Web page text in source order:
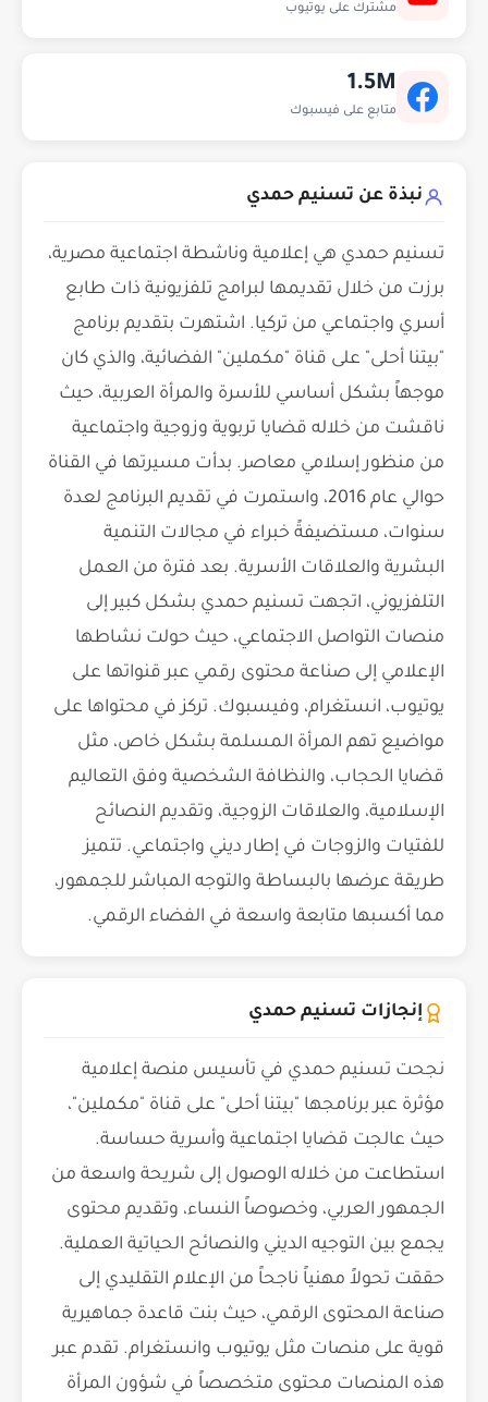
مشترك على يوتيوب
1.5M
متابع على فيسبوك
نبذة عن تسنيم حمدي
تسنيم حمدي هي إعلامية وناشطة اجتماعية مصرية،
برزت من خلال تقديمها لبرامج تلفزيونية ذات طابع
أسري واجتماعي من تركيا. اشتهرت بتقديم برنامج
"بيتنا أحلى" على قناة "مكملين" الفضائية، والذي كان
موجهاً بشكل أساسي للأسرة والمرأة العربية، حيث
ناقشت من خلاله قضايا تربوية وزوجية واجتماعية
من منظور إسلامي معاصر. بدأت مسيرتها في القناة
حوالي عام 2016، واستمرت في تقديم البرنامج لعدة
سنوات، مستضيفةً خبراء في مجالات التنمية
البشرية والعلاقات الأسرية. بعد فترة من العمل
التلفزيوني، اتجهت تسنيم حمدي بشكل كبير إلى
منصات التواصل الاجتماعي، حيث حولت نشاطها
الإعلامي إلى صناعة محتوى رقمي عبر قنواتها على
يوتيوب، انستغرام، وفيسبوك. تركز في محتواها على
مواضيع تهم المرأة المسلمة بشكل خاص، مثل
قضايا الحجاب، والنظافة الشخصية وفق التعاليم
الإسلامية، والعلاقات الزوجية، وتقديم النصائح
للفتيات والزوجات في إطار ديني واجتماعي. تتميز
طريقة عرضها بالبساطة والتوجه المباشر للجمهور،
مما أكسبها متابعة واسعة في الفضاء الرقمي.
إنجازات تسنيم حمدي
نجحت تسنيم حمدي في تأسيس منصة إعلامية
مؤثرة عبر برنامجها "بيتنا أحلى" على قناة "مكملين"،
حيث عالجت قضايا اجتماعية وأسرية حساسة.
استطاعت من خلاله الوصول إلى شريحة واسعة من
الجمهور العربي، وخصوصاً النساء، وتقديم محتوى
يجمع بين التوجيه الديني والنصائح الحياتية العملية.
حققت تحولاً مهنياً ناجحاً من الإعلام التقليدي إلى
صناعة المحتوى الرقمي، حيث بنت قاعدة جماهيرية
قوية على منصات مثل يوتيوب وانستغرام. تقدم عبر
هذه المنصات محتوى متخصصاً في شؤون المرأة